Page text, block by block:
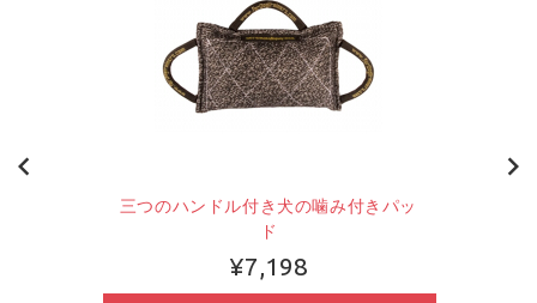
三つのハンドル付き犬の噛み付きパッ
ド
¥7,198